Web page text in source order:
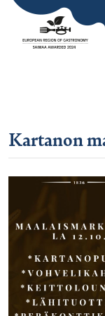
Kartanon